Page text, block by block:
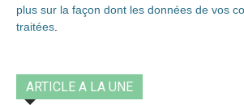
plus sur la façon dont les données de vos
traitées
ARTICLE A LA UNE